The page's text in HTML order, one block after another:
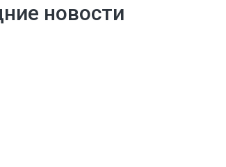
новости